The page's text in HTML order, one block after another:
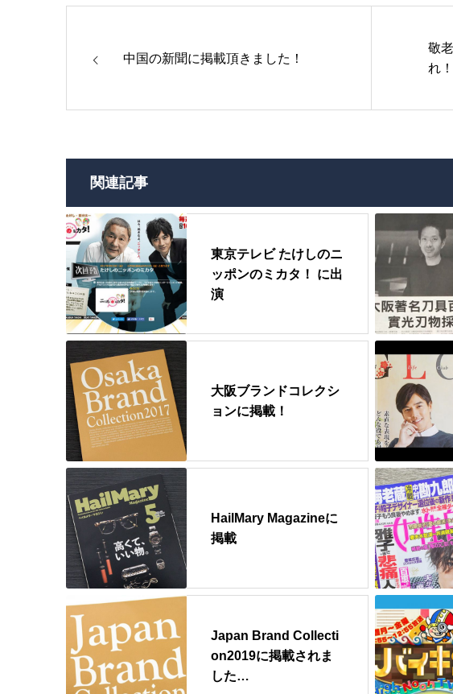
中国の新聞に掲載頂きました！
敬
れ！
関連記事
東京テレビ たけしのニ
ッポンのミカタ！ に出
演
大阪ブランドコレクシ
ョンに掲載！
HailMary Magazineに
掲載
Japan Brand Collecti
on2019に掲載されま
した…